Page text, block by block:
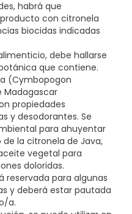
habrá que
con citronela
biocidas indicadas
debe hallarse
que contiene.
(Cymbopogon
Madagascar
propiedades
y desodorantes. Se
para ahuyentar
la citronela de Java,
vegetal para
doloridas.
reservada para algunas
y deberá estar pautada
a.